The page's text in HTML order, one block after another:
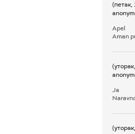
Apel
Aman
Ja